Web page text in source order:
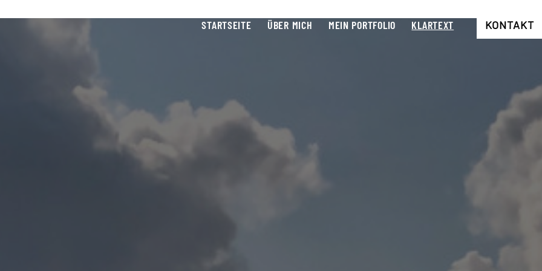
STARTSEITE ÜBER MICH MEIN PORTFOLIO KLARTEXT KONTAKT